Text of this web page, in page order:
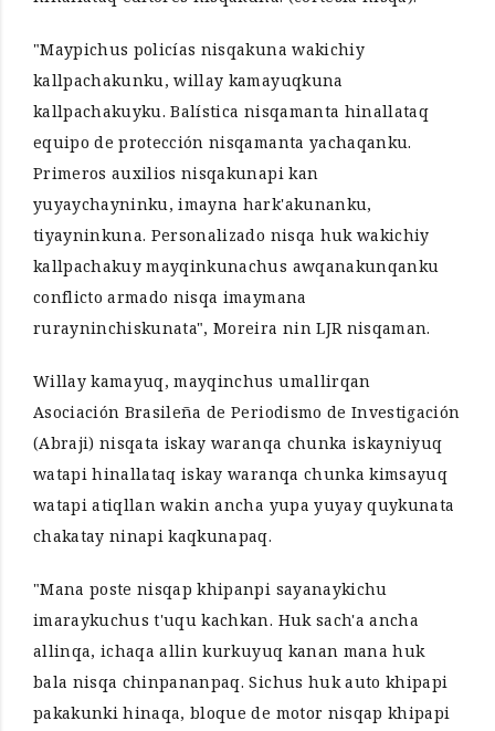
"Maypichus policías nisqakuna wakichiy
kallpachakunku, willay kamayuqkuna
kallpachakuyku. Balística nisqamanta hinallataq
equipo de protección nisqamanta yachaqanku.
Primeros auxilios nisqakunapi kan
yuyaychayninku, imayna hark'akunanku,
tiyayninkuna. Personalizado nisqa huk wakichiy
kallpachakuy mayqinkunachus awqanakunqanku
conflicto armado nisqa imaymana
rurayninchiskunata", Moreira nin LJR nisqaman.
Willay kamayuq, mayqinchus umallirqan
Asociación Brasileña de Periodismo de Investigación
(Abraji) nisqata iskay waranqa chunka iskayniyuq
watapi hinallataq iskay waranqa chunka kimsayuq
watapi atiqllan wakin ancha yupa yuyay quykunata
chakatay ninapi kaqkunapaq.
"Mana poste nisqap khipanpi sayanaykichu
imaraykuchus t'uqu kachkan. Huk sach'a ancha
allinqa, ichaqa allin kurkuyuq kanan mana huk
bala nisqa chinpananpaq. Sichus huk auto khipapi
pakakunki hinaqa, bloque de motor nisqap khipapi